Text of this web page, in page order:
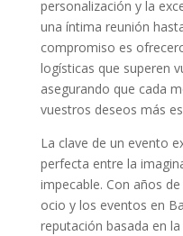
personalización y la
una íntima reunión
compromiso es
logísticas que superen
asegurando que cada
vuestros deseos más
La clave de un evento
perfecta entre la
impecable. Con años
ocio y los eventos en
reputación basada en